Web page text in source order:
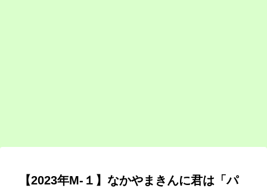
【2023年M-１】なかやまきんに君は「パ